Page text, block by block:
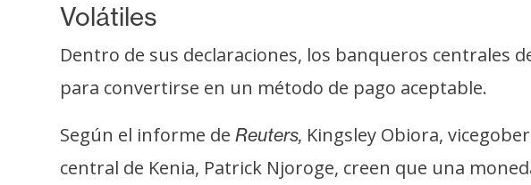
m
a
R
Volátiles
Dentro de sus declaraciones, los banqueros centrales
para convertirse en un método de pago aceptable.
Según el informe de Reuters, Kingsley Obiora,
central de Kenia, Patrick Njoroge, creen que una